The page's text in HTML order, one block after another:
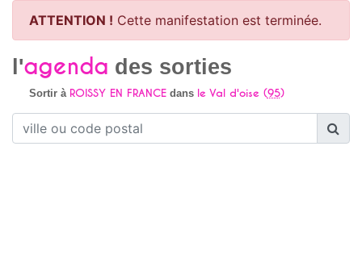
ATTENTION ! Cette manifestation est terminée.
l'agenda des sorties
Sortir à ROISSY EN FRANCEdans le Val d'oise (95)